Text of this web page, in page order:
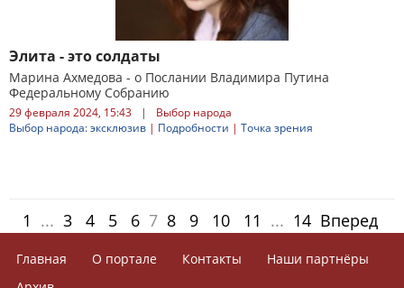
Элита - это солдаты
Марина Ахмедова - о Послании Владимира Путина
Федеральному Собранию
29 февраля 2024, 15:43 |
Выбор народа
Выбор народа: эксклюзив | Подробности | Точка зрения
1 ... 3 4 5 6 7 8 9 10 11 ... 14 Вперед
Главная О портале Контакты
Наши партнёры